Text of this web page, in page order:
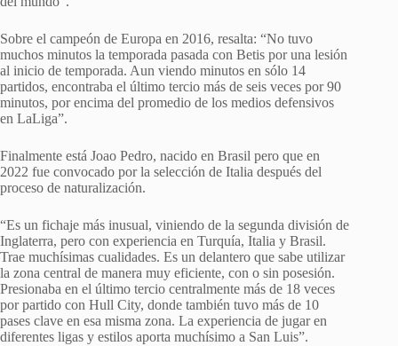
Sobre el campeón de Europa en 2016, resalta: “No tuvo
muchos minutos la temporada pasada con Betis por una lesión
al inicio de temporada. Aun viendo minutos en sólo 14
partidos, encontraba el último tercio más de seis veces por 90
minutos, por encima del promedio de los medios defensivos
en LaLiga”.
Finalmente está Joao Pedro, nacido en Brasil pero que en
2022 fue convocado por la selección de Italia después del
proceso de naturalización.
“Es un fichaje más inusual, viniendo de la segunda división de
Inglaterra, pero con experiencia en Turquía, Italia y Brasil.
Trae muchísimas cualidades. Es un delantero que sabe utilizar
la zona central de manera muy eficiente, con o sin posesión.
Presionaba en el último tercio centralmente más de 18 veces
por partido con Hull City, donde también tuvo más de 10
pases clave en esa misma zona. La experiencia de jugar en
diferentes ligas y estilos aporta muchísimo a San Luis”.